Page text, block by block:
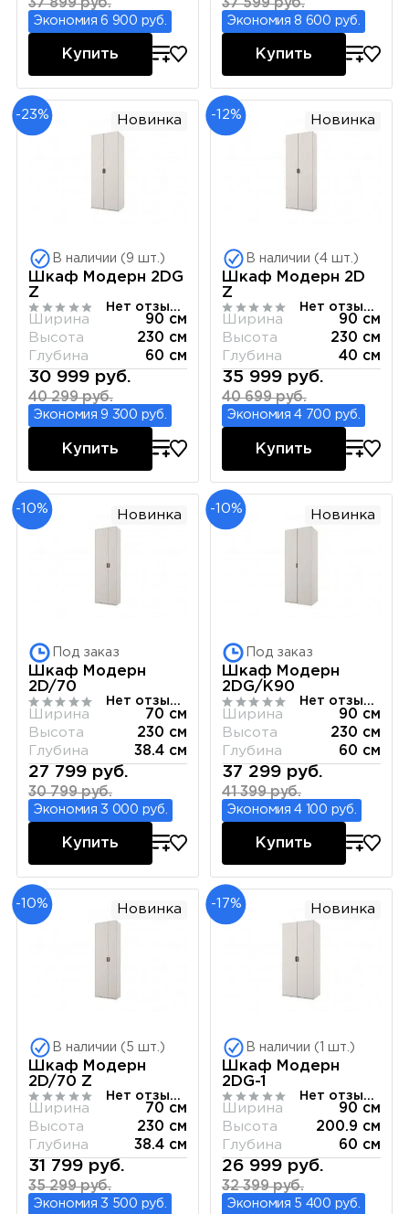
37 899 руб.
Экономия 6 900 руб.
Купить
37 599 руб.
Экономия 8 600 руб.
Купить
-23% Новинка
В наличии (9 шт.)
Шкаф Модерн 2DG
Z
Нет отзывов
Ширина
90 см
Высота
230 см
Глубина
60 см
30 999 руб.
40 299 руб.
Экономия 9 300 руб.
Купить
-12% Новинка
В наличии (4 шт.)
Шкаф Модерн 2D
Z
Нет отзывов
Ширина
90 см
Высота
230 см
Глубина
40 см
35 999 руб.
40 699 руб.
Экономия 4 700 руб.
Купить
-10% Новинка
Под заказ
Шкаф Модерн
2D/70
Нет отзывов
Ширина
70 см
Высота
230 см
Глубина
38.4 см
27 799 руб.
30 799 руб.
Экономия 3 000 руб.
Купить
-10% Новинка
Под заказ
Шкаф Модерн
2DG/K90
Нет отзывов
Ширина
90 см
Высота
230 см
Глубина
60 см
37 299 руб.
41 399 руб.
Экономия 4 100 руб.
Купить
-10% Новинка
В наличии (5 шт.)
Шкаф Модерн
2D/70 Z
Нет отзывов
Ширина
70 см
Высота
230 см
Глубина
38.4 см
31 799 руб.
35 299 руб.
Экономия 3 500 руб.
-17% Новинка
В наличии (1 шт.)
Шкаф Модерн
2DG-1
Нет отзывов
Ширина
90 см
Высота
200.9 см
Глубина
60 см
26 999 руб.
32 399 руб.
Экономия 5 400 руб.